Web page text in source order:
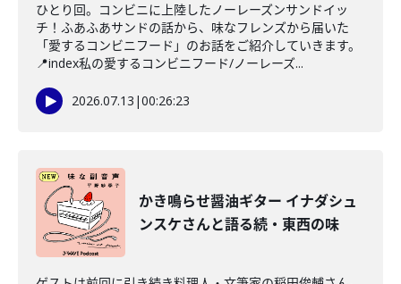
ひとり回。コンビニに上陸したノーレーズンサンドイッ
チ！ふあふあサンドの話から、味なフレンズから届いた
「愛するコンビニフード」のお話をご紹介していきます。
📍index私の愛するコンビニフード/ノーレーズ...
2026.07.13 |00:26:23
かき鳴らせ醤油ギター イナダシュ
ンスケさんと語る続・東西の味